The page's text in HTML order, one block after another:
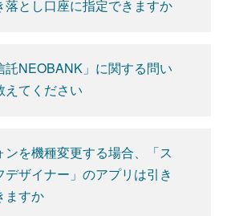
落とし口座に指定できますか
託NEOBANK」に関する問い
えてください
ンを機種変更する場合、「ス
デザイナー」のアプリは引き
ますか